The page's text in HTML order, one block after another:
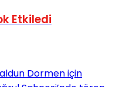
Etkiledi